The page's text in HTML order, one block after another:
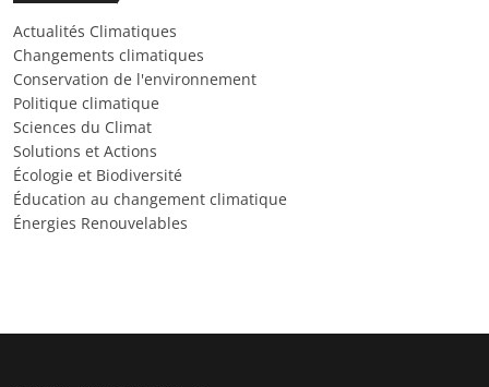
Actualités Climatiques
Changements climatiques
Conservation de l'environnement
Politique climatique
Sciences du Climat
Solutions et Actions
Écologie et Biodiversité
Éducation au changement climatique
Énergies Renouvelables